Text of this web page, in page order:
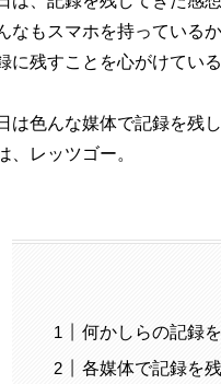
なもスマホを持っている
に残すことを心がけている
は色んな媒体で記録を残
、レッツゴー。
何かしらの記録
各媒体で記録を